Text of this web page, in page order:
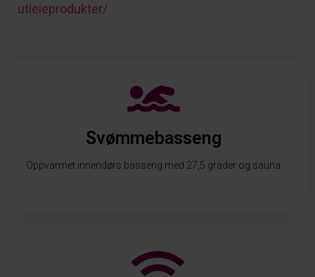
utleieprodukter/
Svømmebasseng
Oppvarmet innendørs basseng med 27,5 grader og sauna